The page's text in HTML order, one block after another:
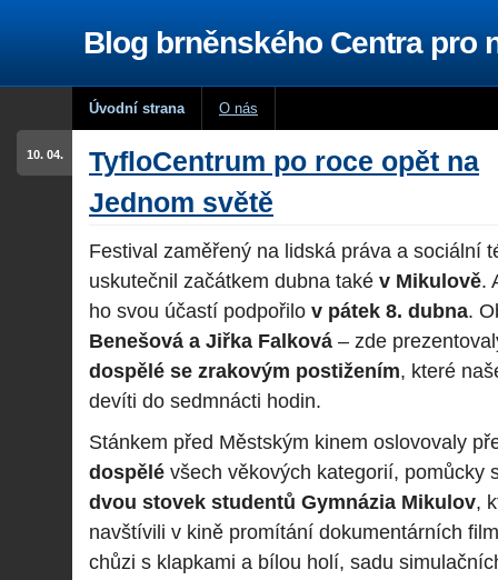
Blog brněnského Centra pro
Úvodní strana O nás
TyfloCentrum po roce opět na
Jednom světě
10. 04.
Festival zaměřený na lidská práva a sociální
uskutečnil začátkem dubna také v Mikulově.
ho svou účastí podpořilo v pátek 8. dubna.
Benešová a Jiřka Falková – zde
dospělé se zrakovým postižením, které
devíti do sedmnácti hodin.
Stánkem před Městským kinem oslovovaly
dospělé všech věkových kategorií, pomůcky
dvou stovek studentů Gymnázia Mikulov,
navštívili v kině promítání dokumentárních
chůzi s klapkami a bílou holí, sadu